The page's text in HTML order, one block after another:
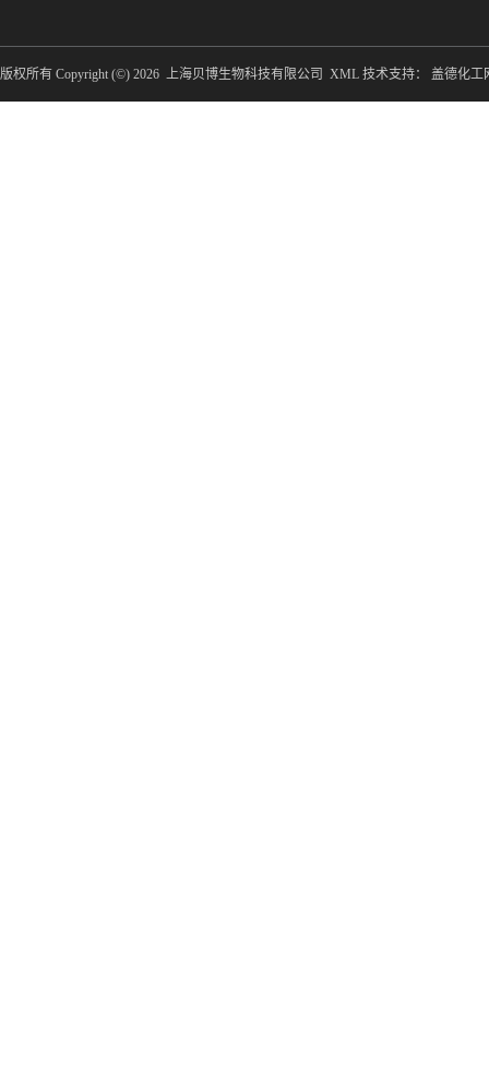
版权所有 Copyright (©) 2026 上海贝博生物科技有限公司 XML 技术支持： 盖德化工